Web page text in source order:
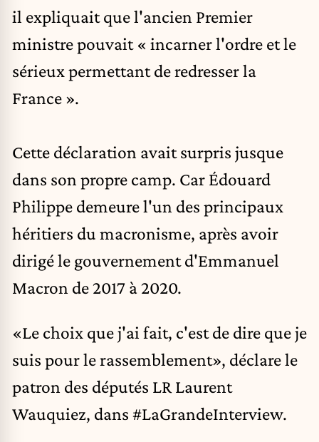
il expliquait que l'ancien Premier
ministre pouvait « incarner l'ordre et le
sérieux permettant de redresser la
France ».
Cette déclaration avait surpris jusque
dans son propre camp. Car Édouard
Philippe demeure l'un des principaux
héritiers du macronisme, après avoir
dirigé le gouvernement d'Emmanuel
Macron de 2017 à 2020.
«Le choix que j'ai fait, c'est de dire que je
suis pour le rassemblement», déclare le
patron des députés LR Laurent
Wauquiez, dans #LaGrandeInterview.